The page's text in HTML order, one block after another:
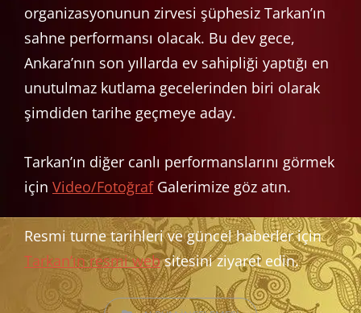
organizasyonunun zirvesi şüphesiz Tarkan’ın
sahne performansı olacak. Bu dev gece,
Ankara’nın son yıllarda ev sahipliği yaptığı en
unutulmaz kutlama gecelerinden biri olarak
şimdiden tarihe geçmeye aday.
Tarkan’ın diğer canlı performanslarını görmek
için Video/FotoğrafGalerimize göz atın.
Resmi turne tarihleri ve güncel haberler için
Tarkan’ın resmi websitesini ziyaret edin.
CATEGORIES